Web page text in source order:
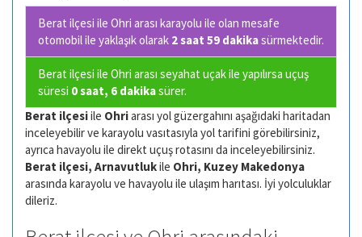
Berat ilçesi ile Ohri arası karayolu ile olan mesafe
otomobil ile yaklaşık olarak 2 saat 59 dakikasürmektedir.
Berat ilçesi ile Ohri arası seyahat uçak ile yapılırsa uçuş
süresi 0 saat, 6 dakikasürer.
Berat ilçesiile Ohriarası yol güzergahını aşağıdaki haritadan
inceleyebilir ve karayolu vasıtasıyla yol tarifini görebilirsiniz,
ayrıca havayolu ile direkt uçuş rotasını da inceleyebilirsiniz.
Berat ilçesi, Arnavutlukile Ohri, Kuzey Makedonya
arasında karayolu ve havayolu ile ulaşım harıtası. İyi yolculuklar
dileriz.